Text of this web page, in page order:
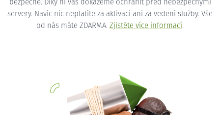
bezpečné. Díky ní vás dokážeme ochránit před nebezpečnými
servery. Navíc nic neplatíte za aktivaci ani za vedení služby. Vše
od nás máte ZDARMA. Zjistěte více informací.